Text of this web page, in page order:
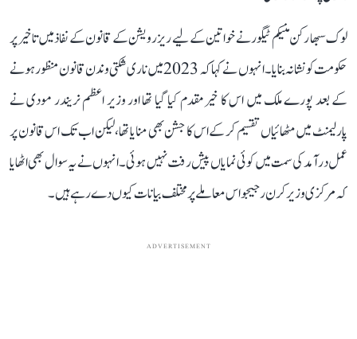
لوک سبھا رکن منیکم ٹیگور نے خواتین کے لیے ریزرویشن کے قانون کے نفاذ میں تاخیر پر
حکومت کو نشانہ بنایا۔ انہوں نے کہا کہ 2023 میں ناری شکتی وندن قانون منظور ہونے
کے بعد پورے ملک میں اس کا خیرمقدم کیا گیا تھا اور وزیر اعظم نریندر مودی نے
پارلیمنٹ میں مٹھائیاں تقسیم کر کے اس کا جشن بھی منایا تھا، لیکن اب تک اس قانون پر
عمل درآمد کی سمت میں کوئی نمایاں پیش رفت نہیں ہوئی۔ انہوں نے یہ سوال بھی اٹھایا
کہ مرکزی وزیر کرن رجیجو اس معاملے پر مختلف بیانات کیوں دے رہے ہیں۔
ADVERTISEMENT